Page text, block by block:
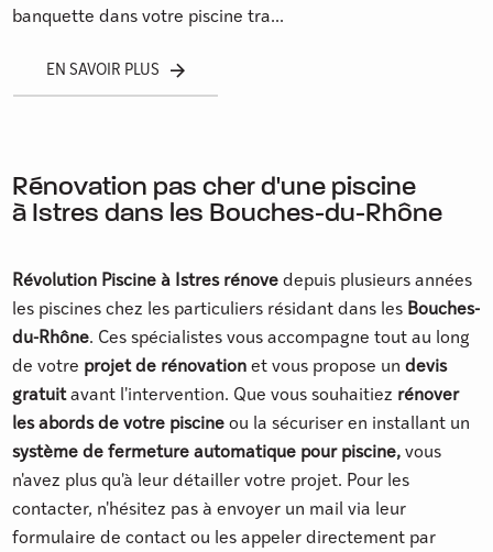
banquette dans votre piscine tra...
EN SAVOIR PLUS
Rénovation pas cher d'une piscine
à Istres dans les Bouches-du-Rhône
Révolution Piscine à Istres rénove depuis plusieurs années
les piscines chez les particuliers résidant dans les Bouches-
du-Rhône. Ces spécialistes vous accompagne tout au long
de votre projet de rénovation et vous propose undevis
gratuitavant l'intervention. Que vous souhaitiez rénover
les abords de votre piscine ou la sécuriser en installant un
système de fermeture automatique pour piscine,vous
n'avez plus qu'à leur détailler votre projet. Pour les
contacter, n'hésitez pas à envoyer un mail via leur
formulaire de contact ou les appeler directement par